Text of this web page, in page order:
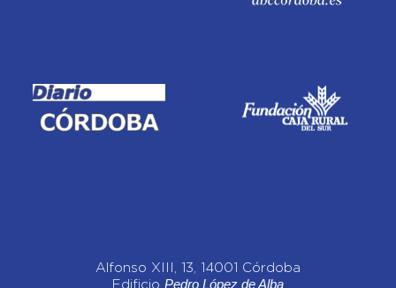
Alfonso XIII, 13, 14001 Córdoba
Edificio Pedro López de Alba